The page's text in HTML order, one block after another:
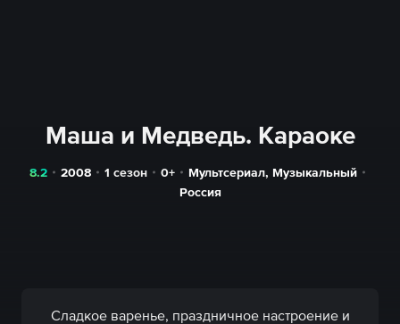
Маша и Медведь. Караоке
8.2 2008 1 сезон 0+ Мультсериал, Музыкальный
Россия
Сладкое варенье, праздничное настроение и